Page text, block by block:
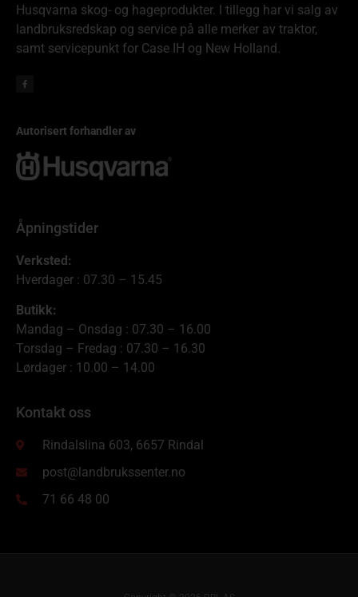
Husqvarna skog- og hageprodukter. I tillegg har vi salg av
landbruksredskap og service på alle merker av traktor,
samt servicepunkt for Case IH og New Holland.
Autorisert forhandler av
Åpningstider
Verksted:
Hverdager : 07.30 – 15.45
Butikk:
Mandag – Onsdag : 07.30 – 16.00
Torsdag – Fredag : 07.30 – 16.30
Lørdager : 10.00 – 14.00
Kontakt oss
Rindalslina 603, 6657 Rindal
post@landbrukssenter.no
71 66 48 00